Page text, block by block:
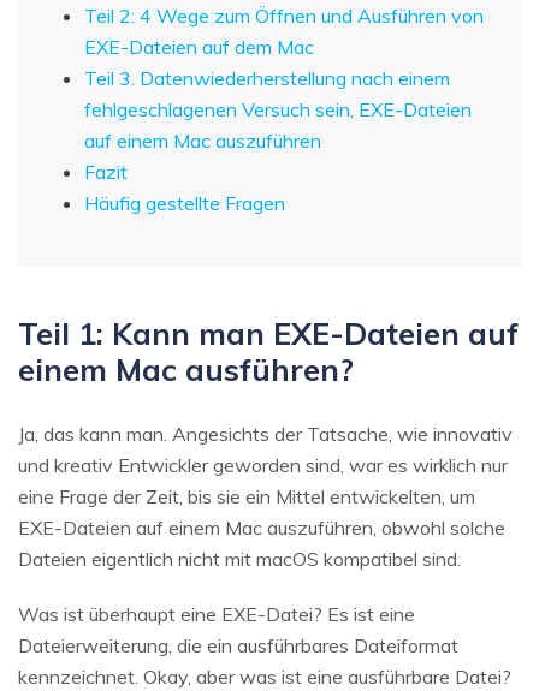
Teil 2: 4 Wege zum Öffnen und Ausführen von
EXE-Dateien auf dem Mac
Teil 3. Datenwiederherstellung nach einem
fehlgeschlagenen Versuch sein, EXE-Dateien
auf einem Mac auszuführen
Fazit
Häufig gestellte Fragen
Teil 1: Kann man EXE-Dateien auf
einem Mac ausführen?
Ja, das kann man. Angesichts der Tatsache, wie innovativ
und kreativ Entwickler geworden sind, war es wirklich nur
eine Frage der Zeit, bis sie ein Mittel entwickelten, um
EXE-Dateien auf einem Mac auszuführen, obwohl solche
Dateien eigentlich nicht mit macOS kompatibel sind.
Was ist überhaupt eine EXE-Datei? Es ist eine
Dateierweiterung, die ein ausführbares Dateiformat
kennzeichnet. Okay, aber was ist eine ausführbare Datei?